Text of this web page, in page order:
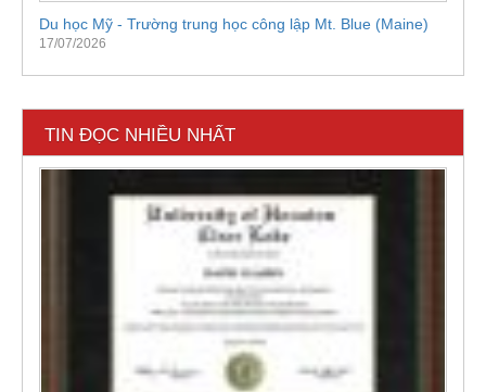
Du học Mỹ - Trường trung học công lập Mt. Blue (Maine)
17/07/2026
TIN ĐỌC NHIỀU NHẤT